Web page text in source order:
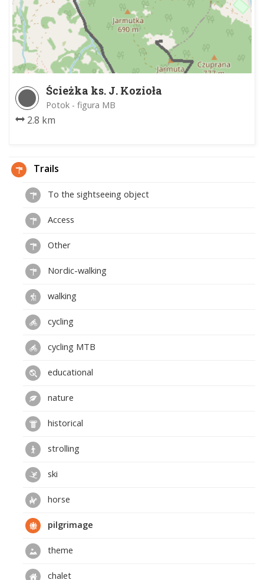
Ścieżka ks. J. Kozioła
Potok - figura MB
2.8 km
Trails
To the sightseeing object
Access
Other
Nordic-walking
walking
cycling
cycling MTB
educational
nature
historical
strolling
ski
horse
pilgrimage
theme
chalet